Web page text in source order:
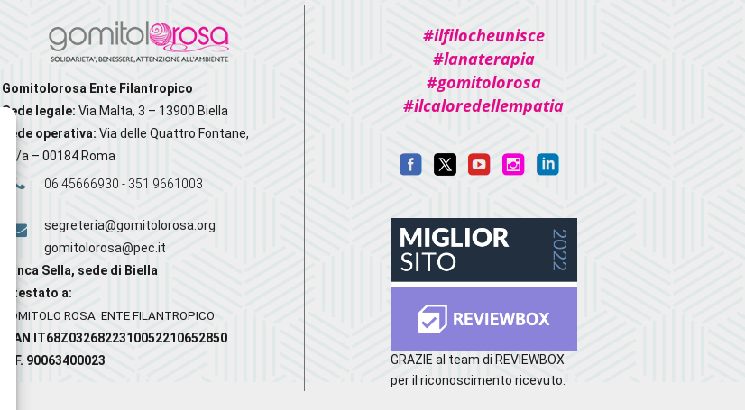
Gomitolorosa Ente Filantropico
Sede legale: Via Malta, 3 – 13900 Biella
Sede operativa: Via delle Quattro Fontane,
20/a – 00184 Roma
06 45666930 - 351 9661003
segreteria@gomitolorosa.org
gomitolorosa@pec.it
Banca Sella, sede di Biella
Intestato a:
GOMITOLO ROSA ENTE FILANTROPICO
IBAN IT68Z0326822310052210652850
C.F. 90063400023
#ilfilocheunisce
#lanaterapia
#gomitolorosa
#ilcaloredellempatia
GRAZIE al team di REVIEWBOX
per il riconoscimento ricevuto.